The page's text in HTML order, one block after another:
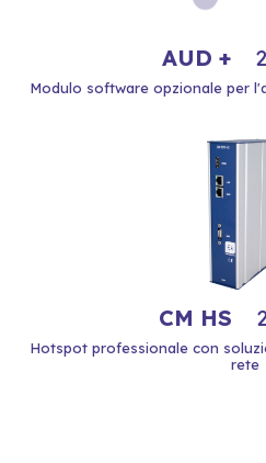
AUD +
Modulo software opzionale per
CM HS
Hotspot professionale con
rete